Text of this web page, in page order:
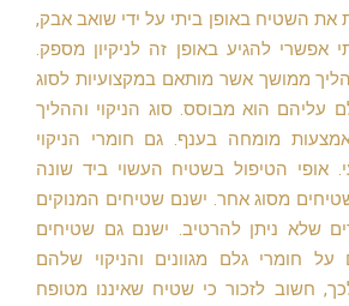
השטיח באופן ביתי על ידי שואב אבק,
אפשרי להגיע באופן זה לניקיון מספק.
ממושך אשר מותאם במקצועיות לסוג
עליהם הוא מבוסס. סוג הניקוי וההליך
מומחה בענף. גם חומרי הניקוי
אופי הטיפול בשטיח העשוי ביד שונה
מסוג אחר. ישנם שטיחים המנוקים
שלא ניתן להרטיב. ישנם גם שטיחים
על חומרי גלם מגוונים והניקוי שלהם
חשוב לזכור כי שטיח שאיננו מטופח